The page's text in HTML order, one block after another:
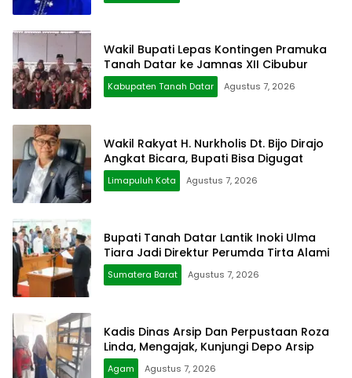
Wakil Bupati Lepas Kontingen Pramuka
Tanah Datar ke Jamnas XII Cibubur
Kabupaten Tanah Datar Agustus 7, 2026
Wakil Rakyat H. Nurkholis Dt. Bijo Dirajo
Angkat Bicara, Bupati Bisa Digugat
Limapuluh Kota Agustus 7, 2026
Bupati Tanah Datar Lantik Inoki Ulma
Tiara Jadi Direktur Perumda Tirta Alami
Sumatera Barat Agustus 7, 2026
Kadis Dinas Arsip Dan Perpustaan Roza
Linda, Mengajak, Kunjungi Depo Arsip
Agam Agustus 7, 2026